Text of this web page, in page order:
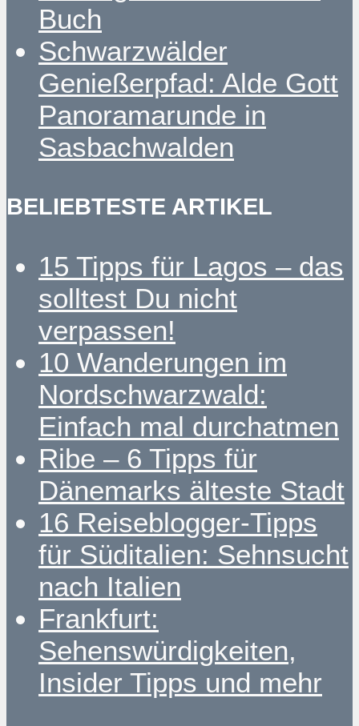
Buch
Schwarzwälder
Genießerpfad: Alde Gott
Panoramarunde in
Sasbachwalden
BELIEBTESTE ARTIKEL
15 Tipps für Lagos – das
solltest Du nicht
verpassen!
10 Wanderungen im
Nordschwarzwald:
Einfach mal durchatmen
Ribe – 6 Tipps für
Dänemarks älteste Stadt
16 Reiseblogger-Tipps
für Süditalien: Sehnsucht
nach Italien
Frankfurt:
Sehenswürdigkeiten,
Insider Tipps und mehr